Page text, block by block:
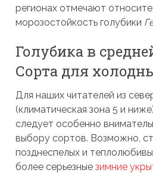
регионах отмечают
морозостойкость голубики
Голубика в
Сорта для
Для наших читателей из
(климатическая зона 5 и
следует особенно
выбору сортов. Возможно,
позднеспелых и
более серьезныезимние